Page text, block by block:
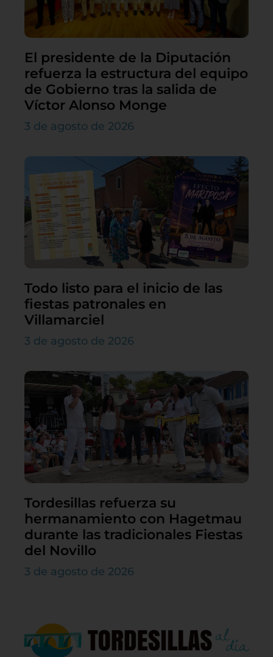
El presidente de la Diputación
refuerza la estructura del equipo
de Gobierno tras la salida de
Víctor Alonso Monge
3 de agosto de 2026
Todo listo para el inicio de las
fiestas patronales en
Villamarciel
3 de agosto de 2026
Tordesillas refuerza su
hermanamiento con Hagetmau
durante las tradicionales Fiestas
del Novillo
3 de agosto de 2026